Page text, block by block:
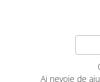
Perii si Piepteni
Ai nevoie de